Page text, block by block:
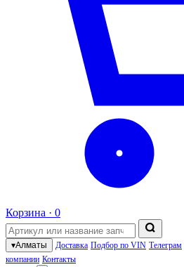
Корзина · 0
▾Алматы Доставка Подбор по VIN Телеграм
компании Контакты